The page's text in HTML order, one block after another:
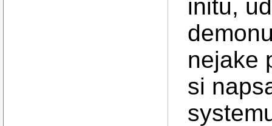
initu,
nejake
si